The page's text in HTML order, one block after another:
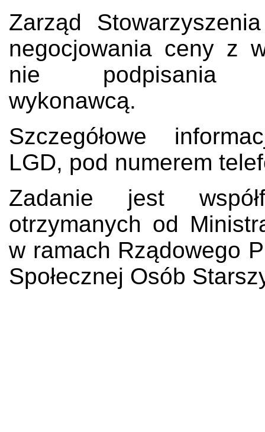
Zarząd
negocjowania ceny z
nie
Szczegółowe
LGD, pod numerem
Zadanie jest
otrzymanych od
w ramach Rządowego
Społecznej Osób